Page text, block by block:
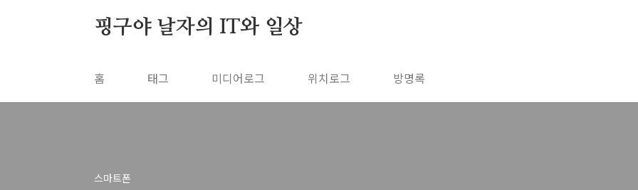
핑구야 날자의 IT와 일상
홈 태그 미디어로그 위치로그 방명록
스마트폰